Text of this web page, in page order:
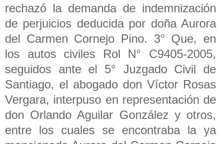
rechazó la demanda de indemnización
de perjuicios deducida por doña Aurora
del Carmen Cornejo Pino. 3° Que, en
los autos civiles Rol N° C9405-2005,
seguidos ante el 5° Juzgado Civil de
Santiago, el abogado don Víctor Rosas
Vergara, interpuso en representación de
don Orlando Aguilar González y otros,
entre los cuales se encontraba la ya